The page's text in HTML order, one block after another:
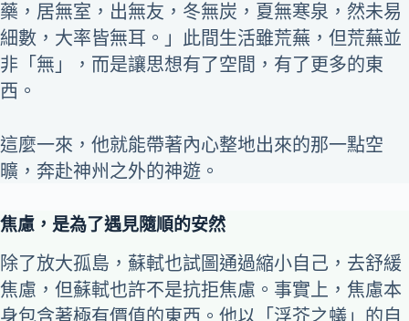
藥，居無室，出無友，冬無炭，夏無寒泉，然未易
細數，大率皆無耳。」此間生活雖荒蕪，但荒蕪並
非「無」，而是讓思想有了空間，有了更多的東
西。
這麼一來，他就能帶著內心整地出來的那一點空
曠，奔赴神州之外的神遊。
焦慮，是為了遇見隨順的安然
除了放大孤島，蘇軾也試圖通過縮小自己，去舒緩
焦慮，但蘇軾也許不是抗拒焦慮。事實上，焦慮本
身包含著極有價值的東西。他以「浮芥之蟻」的自